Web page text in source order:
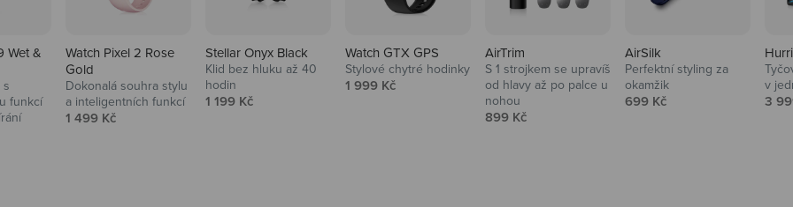
Wet &
s
funkcí
Watch Pixel 2 Rose
Gold
Dokonalá souhra stylu
a inteligentních funkcí
Prodejní cena
1 499 Kč
Stellar Onyx Black
Klid bez hluku až 40
hodin
Prodejní cena
1 199 Kč
Watch GTX GPS
Stylové chytré hodinky
Prodejní cena
1 999 Kč
AirTrim
S 1 strojkem se upravíš
od hlavy až po palce u
nohou
Prodejní cena
899 Kč
AirSilk
Perfektní styling za
okamžik
Prodejní cena
699 Kč
v
3